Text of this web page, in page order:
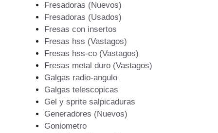
Fresadoras (Nuevos)
Fresadoras (Usados)
Fresas con insertos
Fresas hss (Vastagos)
Fresas hss-co (Vastagos)
Fresas metal duro (Vastagos)
Galgas radio-angulo
Galgas telescopicas
Gel y sprite salpicaduras
Generadores (Nuevos)
Goniometro